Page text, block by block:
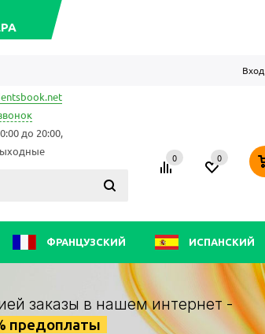
Вход
до 20:00,
0 0
ФРАНЦУЗСКИЙ ИСПАНСКИЙ
заказы в нашем интернет -
предоплаты